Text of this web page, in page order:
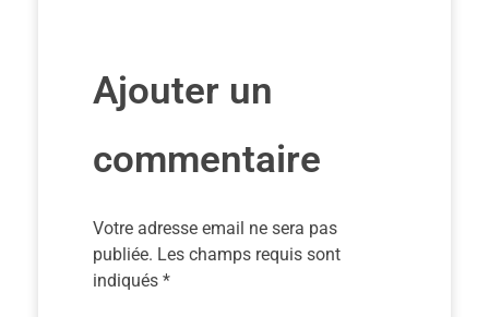
Ajouter un
commentaire
Votre adresse email ne sera pas
publiée. Les champs requis sont
indiqués *